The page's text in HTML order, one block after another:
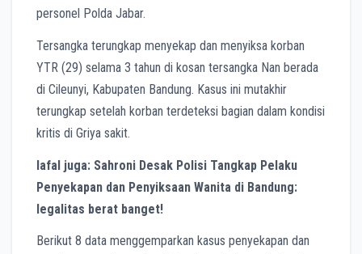
personel Polda Jabar.
Tersangka terungkap menyekap dan menyiksa korban
YTR (29) selama 3 tahun di kosan tersangka Nan berada
di Cileunyi, Kabupaten Bandung. Kasus ini mutakhir
terungkap setelah korban terdeteksi bagian dalam kondisi
kritis di Griya sakit.
lafal juga: Sahroni Desak Polisi Tangkap Pelaku
Penyekapan dan Penyiksaan Wanita di Bandung:
legalitas berat banget!
Berikut 8 data menggemparkan kasus penyekapan dan